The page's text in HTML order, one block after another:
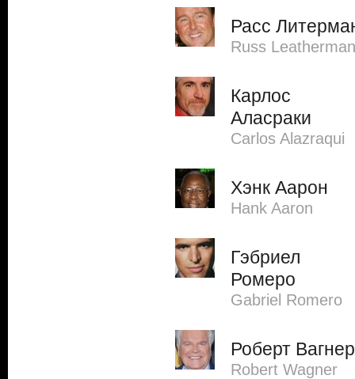
Расс
Russ Leatherman
Карлос
Аласраки
Carlos Alazraqui
Хэнк Аарон
Hank Aaron
Гэбриел
Ромеро
Gabriel Romero
Роберт Вагнер
Robert Wagner